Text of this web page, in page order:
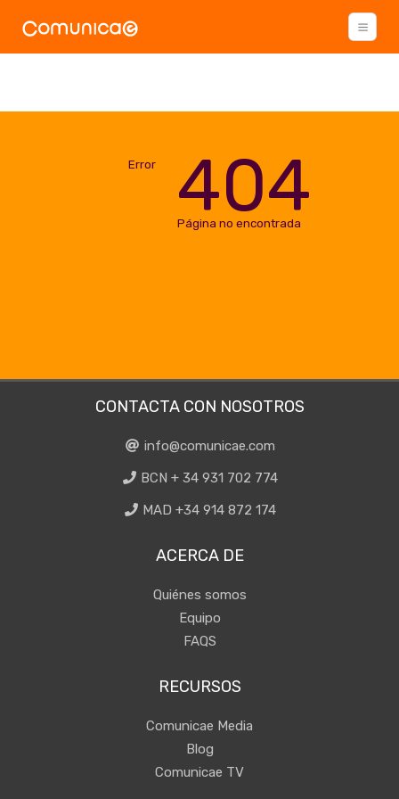
Error 404
Página no encontrada
CONTACTA CON NOSOTROS
info@comunicae.com
BCN + 34 931 702 774
MAD +34 914 872 174
ACERCA DE
Quiénes somos
Equipo
FAQS
RECURSOS
Comunicae Media
Blog
Comunicae TV